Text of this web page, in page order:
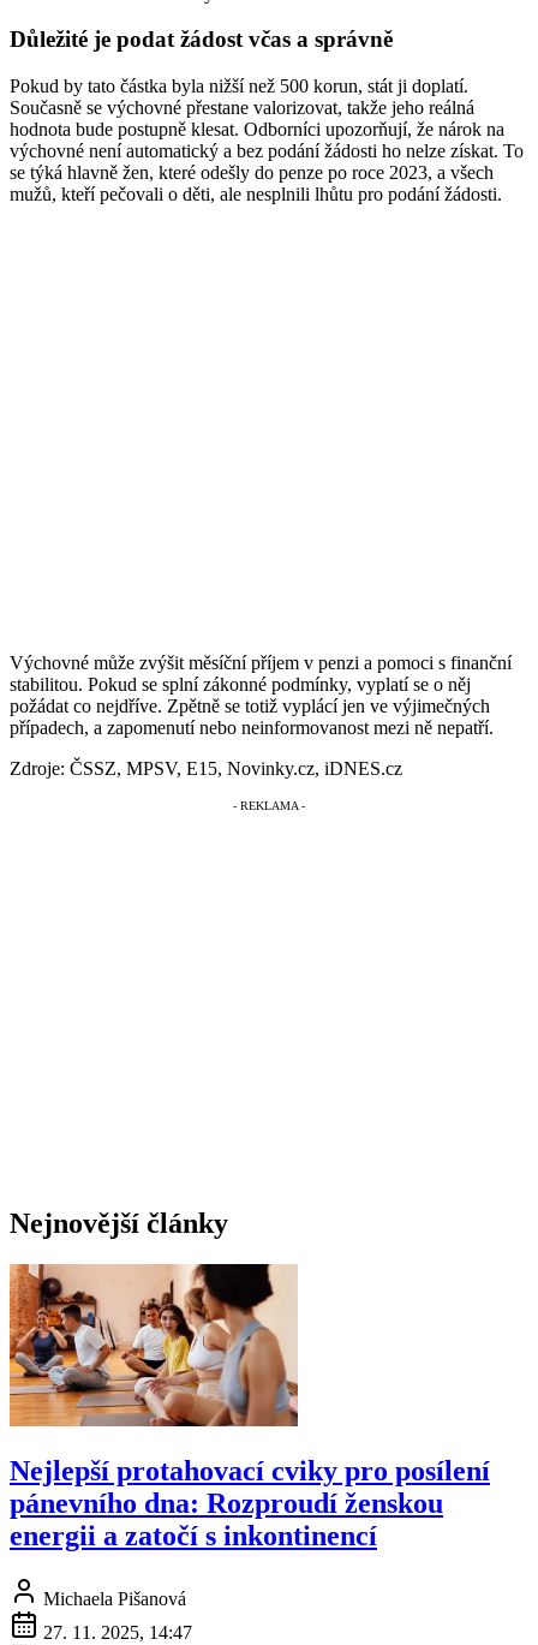
Důležité je podat žádost včas a správně
Pokud by tato částka byla nižší než 500 korun, stát ji doplatí.
Současně se výchovné přestane valorizovat, takže jeho reálná
hodnota bude postupně klesat. Odborníci upozorňují, že nárok na
výchovné není automatický a bez podání žádosti ho nelze získat. To
se týká hlavně žen, které odešly do penze po roce 2023, a všech
mužů, kteří pečovali o děti, ale nesplnili lhůtu pro podání žádosti.
Výchovné může zvýšit měsíční příjem v penzi a pomoci s finanční
stabilitou. Pokud se splní zákonné podmínky, vyplatí se o něj
požádat co nejdříve. Zpětně se totiž vyplácí jen ve výjimečných
případech, a zapomenutí nebo neinformovanost mezi ně nepatří.
Zdroje: ČSSZ, MPSV, E15, Novinky.cz, iDNES.cz
Nejnovější články
Nejlepší protahovací cviky pro posílení
pánevního dna: Rozproudí ženskou
energii a zatočí s inkontinencí
Michaela Pišanová
27. 11. 2025, 14:47